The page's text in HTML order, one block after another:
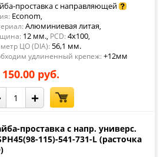
проставка с направляющей
Econom,
Алюминиевая литая,
12 мм., PCD: 4x100,
ЦО (DIA): 56,1 мм.
удлиненный крепеж: +12мм
150.00 руб.
+
проставка с напр. универс.
115)-541-731-L (расточка